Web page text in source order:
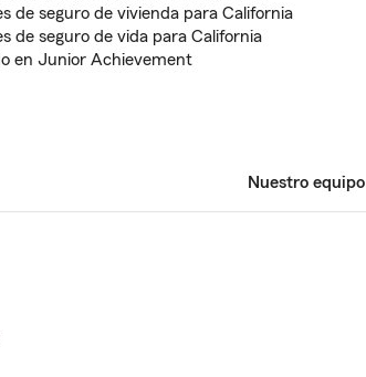
de seguro de vivienda para California
de seguro de vida para California
en Junior Achievement
Nuestro equipo